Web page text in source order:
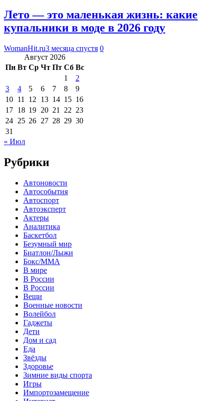
Лето — это маленькая жизнь: какие
купальники в моде в 2026 году
WomanHit.ru3 месяца спустя 0
Август 2026
Пн Вт Ср Чт Пт Сб Вс
1
2
3
4 5 6 7 8
9
10 11 12 13 14 15 16
17 18 19 20 21 22 23
24 25 26 27 28 29 30
31
« Июл
Рубрики
Автоновости
Автособытия
Автоспорт
Автоэксперт
Актеры
Аналитика
Баскетбол
Безумный мир
Биатлон/Лыжи
Бокс/MMA
В мире
В России
В России
Вещи
Военные новости
Волейбол
Гаджеты
Дети
Дом и сад
Еда
Звёзды
Здоровье
Зимние виды спорта
Игры
Импортозамещение